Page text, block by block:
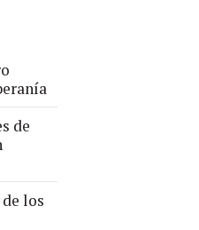
de
los